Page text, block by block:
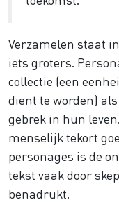
Verzamelen staat
iets groters.
collectie (een
dient te worden)
gebrek in hun
menselijk tekort
personages is de
tekst vaak door
benadrukt.